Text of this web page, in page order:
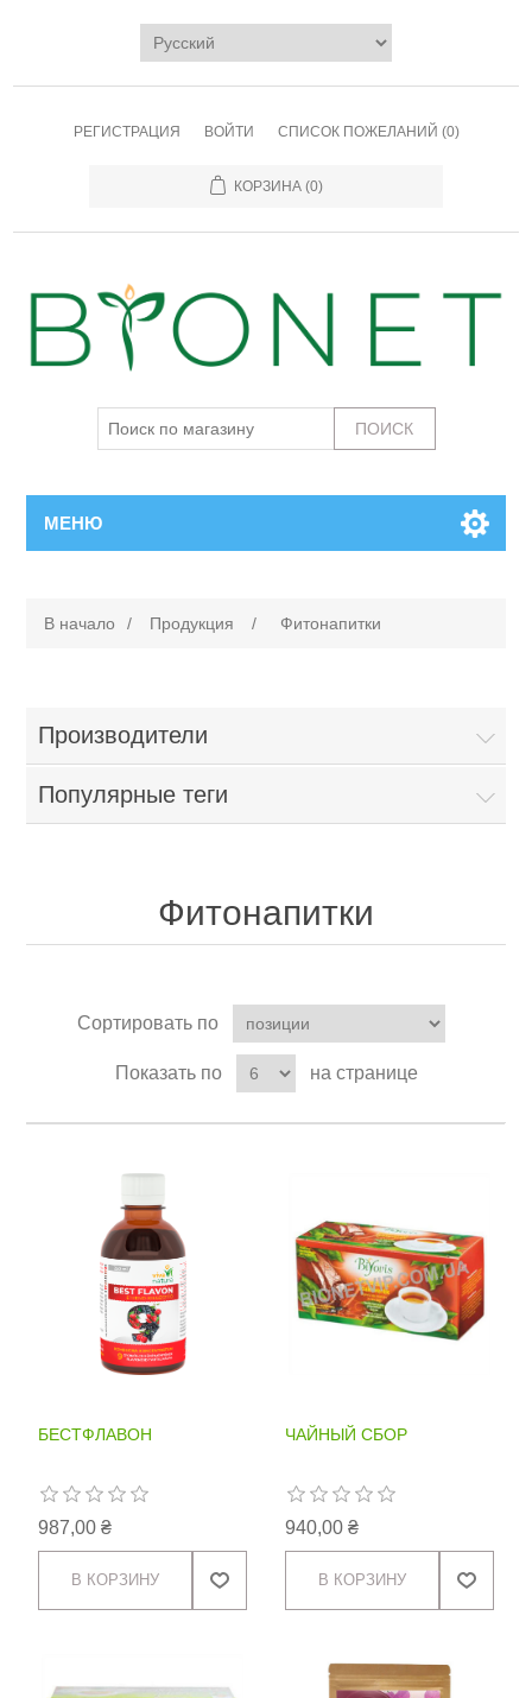
РЕГИСТРАЦИЯ ВОЙТИ СПИСОК ПОЖЕЛАНИЙ (0)
КОРЗИНА (0)
МЕНЮ
В начало / Продукция / Фитонапитки
Производители
Популярные теги
Фитонапитки
Сортировать по
Показать по на странице
БЕСТФЛАВОН
987,00 ₴
ЧАЙНЫЙ СБОР
940,00 ₴